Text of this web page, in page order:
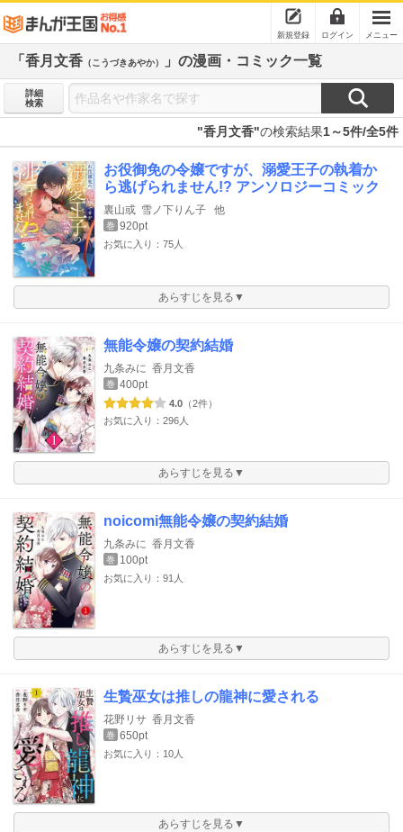
新規登録 ログイン メニュー
「香月文香 （こうづきあやか） 」の漫画・コミック一覧
詳細
検索
"香月文香"の検索結果1～5件/全5件
お役御免の令嬢ですが、溺愛王子の執着か
ら逃げられません!? アンソロジーコミック
裏山或 雪ノ下りん子 他
巻 920pt
お気に入り：75人
あらすじを見る▼
無能令嬢の契約結婚
九条みに 香月文香
巻 400pt
4.0 （2件）
お気に入り：296人
あらすじを見る▼
noicomi無能令嬢の契約結婚
九条みに 香月文香
巻 100pt
お気に入り：91人
あらすじを見る▼
生贄巫女は推しの龍神に愛される
花野リサ 香月文香
巻 650pt
お気に入り：10人
あらすじを見る▼